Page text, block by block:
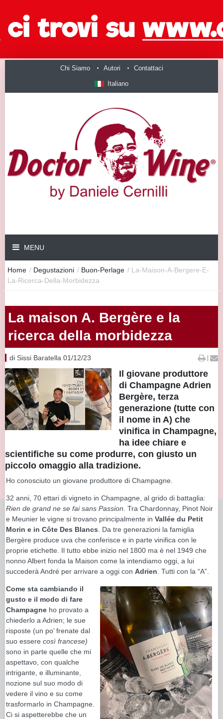
Chi Siamo Autori Contattaci
Italiano
MENU
Home / Degustazioni / Buon-Perlage / La-Maison-A-Bergere-E-
La-Ricerca-Della-Morbidezza
La maison A. Bergère e la
ricerca della morbidezza
di Sissi Baratella 01/12/23 |
Il giovane produttore
di Champagne Adrien
Bergère, terza
generazione (tutte con
il nome in A) che
vinifica in Champagne,
ha idee chiare e
scientifiche su come produrre, con giusto un
piccolo omaggio alla tradizione.
Ho conosciuto un giovane produttore di Champagne.
32 anni, 70 ettari di vigneto in Champagne, al grido di battaglia:
Rien de grand ne se fai sans Passion . Tra Chardonnay, Pinot Noir
e Meunier le vigne si trovano principalmente in Vallée du Petit
Morin e in Côte Des Blancs . Da tre generazioni la famiglia
Bergère produce uva che conferisce e in parte vinifica con le
proprie etichette. Il tutto ebbe inizio nel 1800 ma è nel 1949 che
nonno Albert fonda la Maison come la intendiamo oggi, a lui
succederà André per arrivare a oggi con Adrien . Tutti con la “A”.
Come sta cambiando il
gusto e il modo di fare
Champagne ho provato a
chiederlo a Adrien; le sue
risposte (un po’ frenate dal
suo essere così francese)
sono in parte quelle che mi
aspettavo, con qualche
intrigante, e illuminante,
nozione sul suo modo di
vedere il vino e su come
trasformarlo in Champagne.
Ci si aspetterebbe che un